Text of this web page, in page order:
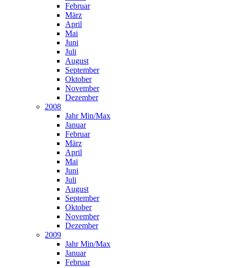
Februar
März
April
Mai
Juni
Juli
August
September
Oktober
November
Dezember
2008
Jahr Min/Max
Januar
Februar
März
April
Mai
Juni
Juli
August
September
Oktober
November
Dezember
2009
Jahr Min/Max
Januar
Februar